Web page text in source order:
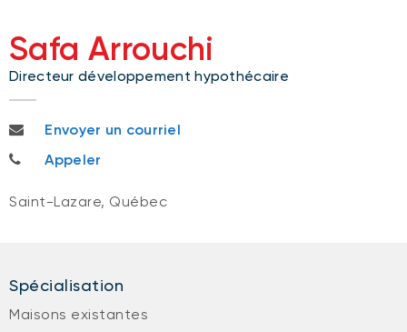
Safa Arrouchi
Directeur développement hypothécaire
safa.arrouchi@nbc.ca
Envoyer un courriel
514 772-2014
Appeler
Saint-Lazare, Québec
Spécialisation
Maisons existantes